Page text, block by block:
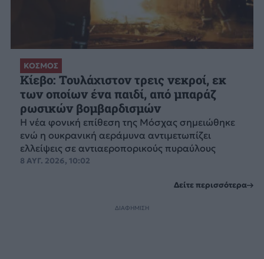
ΚΟΣΜΟΣ
Κίεβο: Τουλάχιστον τρεις νεκροί, εκ
των οποίων ένα παιδί, από μπαράζ
ρωσικών βομβαρδισμών
Η νέα φονική επίθεση της Μόσχας σημειώθηκε
ενώ η ουκρανική αεράμυνα αντιμετωπίζει
ελλείψεις σε αντιαεροπορικούς πυραύλους
8 ΑΥΓ. 2026, 10:02
Δείτε περισσότερα
ΔΙΑΦΗΜΙΣΗ